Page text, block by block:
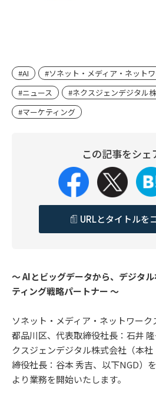
#AI
#ソネット・メディア・ネット
#ニュース
#ネクスジェンデジタル
#マーケティング
この記事をシェ
URLとタイトルを
～ AIとビッグデータから、デジタ
ティング戦略パートナー ～
ソネット・メディア・ネットワー
都品川区、代表取締役社長：石井
クスジェンデジタル株式会社（本
締役社長：谷本 秀吉、以下NGD）
より業務を開始いたします。